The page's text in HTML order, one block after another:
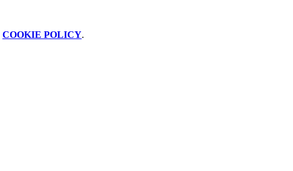
COOKIE POLICY.